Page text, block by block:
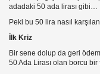
adadaki 50 ada lirası gibi…
Peki bu 50 lira nasıl
İlk Kriz
Bir sene dolup da geri
50 Ada Lirası olan borcu